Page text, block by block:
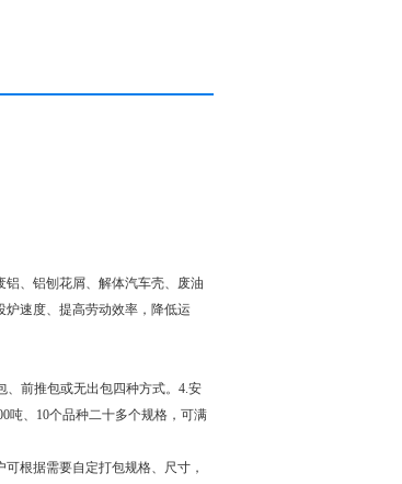
、铝刨花屑、解体汽车壳、废油
速度、提高劳动效率，降低运
、前推包或无出包四种方式。4.安
吨、10个品种二十多个规格，可满
根据需要自定打包规格、尺寸，